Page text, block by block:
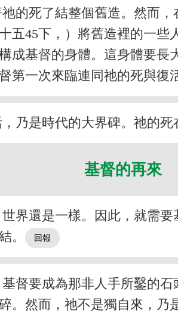
的死了結整個舊造。然而
五45下，）將舊造裡的一
成基督的身體。這身體要
第一次來臨連同祂的死與復
乃是時代的大界碑。祂的
基督的再來
界還是一樣。因此，就需
。
督要成為那非人手所鑿的
。然而，祂不是獨自來，乃